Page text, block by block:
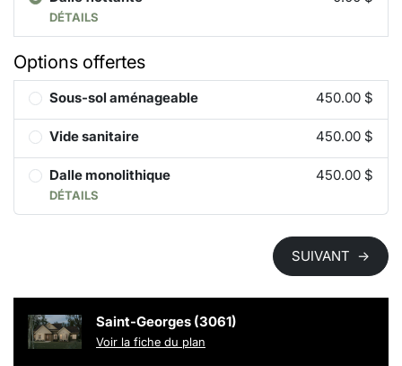
DÉTAILS
Options offertes
Sous-sol aménageable 450.00 $
Vide sanitaire 450.00 $
Dalle monolithique
DÉTAILS
450.00 $
SUIVANT →
Saint-Georges (3061)
Voir la fiche du plan